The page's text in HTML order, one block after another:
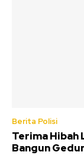
Berita Polisi
Terima Hibah
Bangun